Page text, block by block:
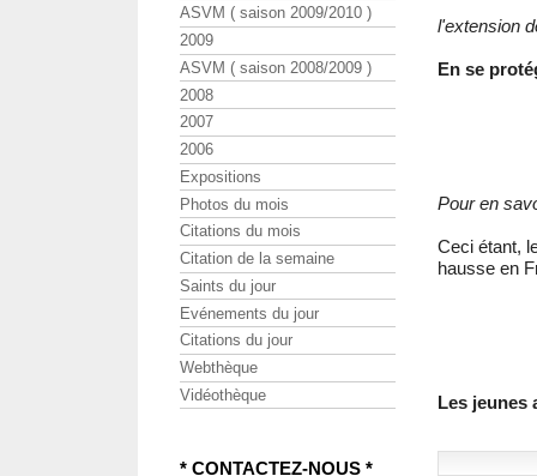
l'extension
En se
Pour en
Ceci étant,
hausse en
Les jeunes
ASVM ( saison 2009/2010 )
2009
ASVM ( saison 2008/2009 )
2008
2007
2006
Expositions
Photos du mois
Citations du mois
Citation de la semaine
Saints du jour
Evénements du jour
Citations du jour
Webthèque
Vidéothèque
* CONTACTEZ-NOUS *